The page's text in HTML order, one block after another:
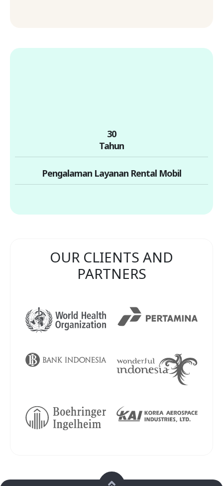
30
Tahun
Pengalaman Layanan Rental Mobil
OUR CLIENTS AND
PARTNERS